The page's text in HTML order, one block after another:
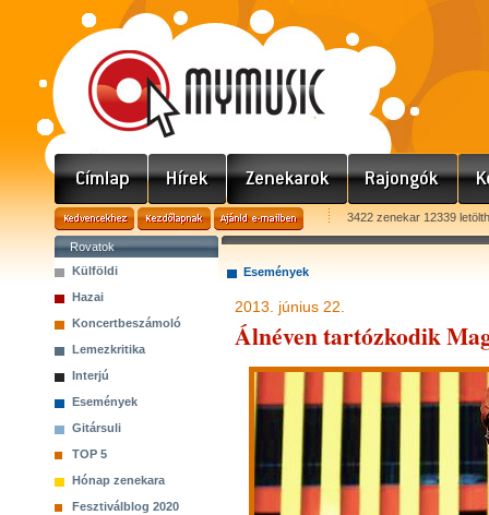
3422 zenekar 12339
Rovatok
Külföldi
Hazai
Koncertbeszámoló
Lemezkritika
Interjú
Események
Gitársuli
TOP 5
Hónap zenekara
Fesztiválblog 2020
Események
2013. június 22.
Álnéven tartózkodik